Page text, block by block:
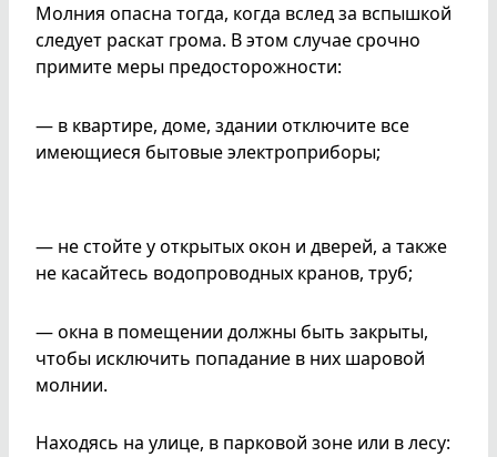
Молния опасна тогда, когда вслед за вспышкой
следует раскат грома. В этом случае срочно
примите меры предосторожности:
— в квартире, доме, здании отключите все
имеющиеся бытовые электроприборы;
— не стойте у открытых окон и дверей, а также
не касайтесь водопроводных кранов, труб;
— окна в помещении должны быть закрыты,
чтобы исключить попадание в них шаровой
молнии.
Находясь на улице, в парковой зоне или в лесу: